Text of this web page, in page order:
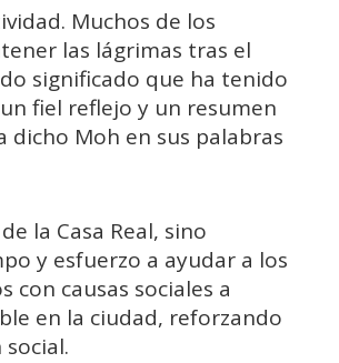
Muchos de los
las lágrimas tras el
significado que ha tenido
fiel reflejo y un resumen
dicho Moh en sus palabras
la Casa Real, sino
y esfuerzo a ayudar a los
con causas sociales a
en la ciudad, reforzando